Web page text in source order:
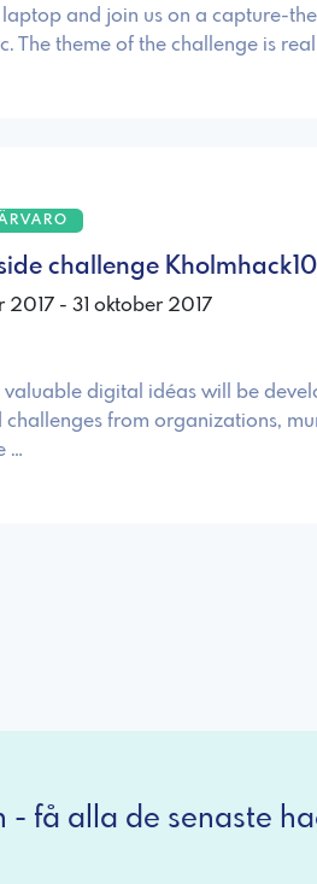
and join us on a capture-
The theme of the challenge is
challenge
2017 - 31 oktober 2017
valuable digital idéas will be
challenges from organizations,
…
- få alla de senaste